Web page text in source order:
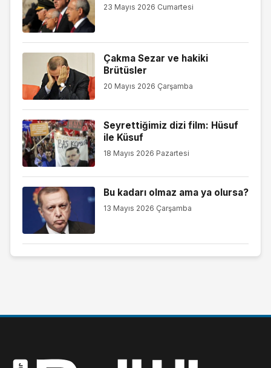
23 Mayıs 2026 Cumartesi
Çakma Sezar ve hakiki
Brütüsler
20 Mayıs 2026 Çarşamba
Seyrettiğimiz dizi film: Hüsuf
ile Küsuf
18 Mayıs 2026 Pazartesi
Bu kadarı olmaz ama ya olursa?
13 Mayıs 2026 Çarşamba